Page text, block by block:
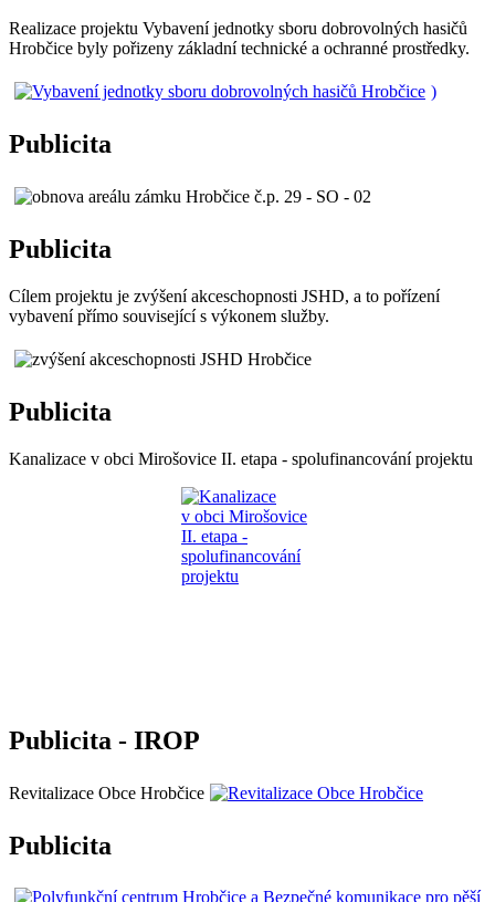
Realizace projektu Vybavení jednotky sboru dobrovolných hasičů
Hrobčice byly pořizeny základní technické a ochranné prostředky.
)
Publicita
Publicita
Cílem projektu je zvýšení akceschopnosti JSHD, a to pořízení
vybavení přímo související s výkonem služby.
Publicita
Kanalizace v obci Mirošovice II. etapa - spolufinancování projektu
Publicita - IROP
Revitalizace Obce Hrobčice
Publicita